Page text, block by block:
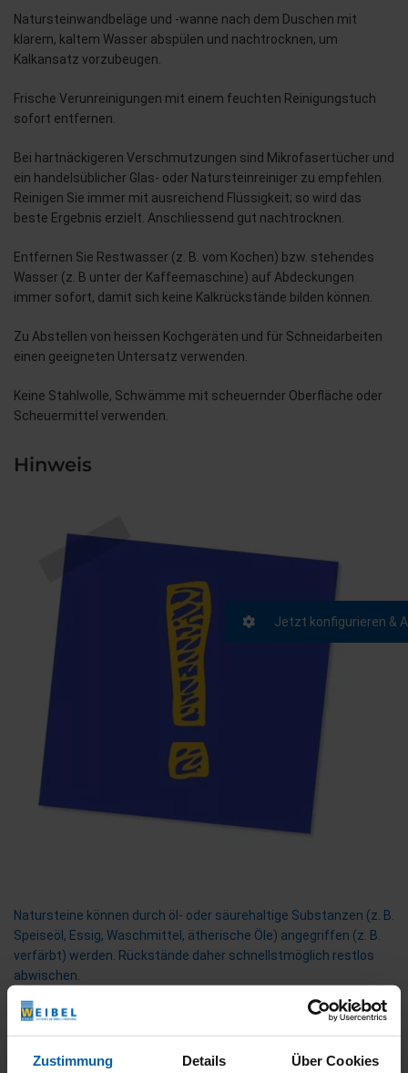
Zustimmung Details Über Cookies
Natursteinwandbeläge und -wanne nach dem Duschen mit
klarem, kaltem Wasser abspülen und nachtrocknen, um
Kalkansatz vorzubeugen.
Frische Verunreinigungen mit einem feuchten Reinigungstuch
sofort entfernen.
Bei hartnäckigeren Verschmutzungen sind Mikrofasertücher und
ein handelsüblicher Glas- oder Natursteinreiniger zu empfehlen.
Reinigen Sie immer mit ausreichend Flüssigkeit; so wird das
beste Ergebnis erzielt. Anschliessend gut nachtrocknen.
Entfernen Sie Restwasser (z. B. vom Kochen) bzw. stehendes
Wasser (z. B unter der Kaffeemaschine) auf Abdeckungen
immer sofort, damit sich keine Kalkrückstände bilden können.
Zu Abstellen von heissen Kochgeräten und für Schneidarbeiten
einen geeigneten Untersatz verwenden.
Keine Stahlwolle, Schwämme mit scheuernder Oberfläche oder
Scheuermittel verwenden.
Hinweis
Natursteine können durch öl- oder säurehaltige Substanzen (z. B.
Speiseöl, Essig, Waschmittel, ätherische Öle) angegriffen (z. B.
verfärbt) werden. Rückstände daher schnellstmöglich restlos
abwischen.
Bitte Herstellerangaben beachten!
Jetzt konfigurieren &